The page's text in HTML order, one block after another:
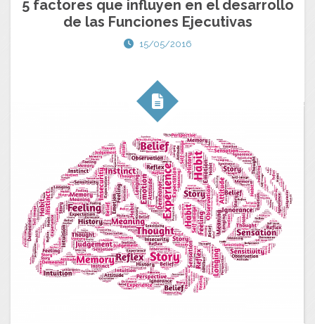
5 factores que influyen en el desarrollo
de las Funciones Ejecutivas
15/05/2016